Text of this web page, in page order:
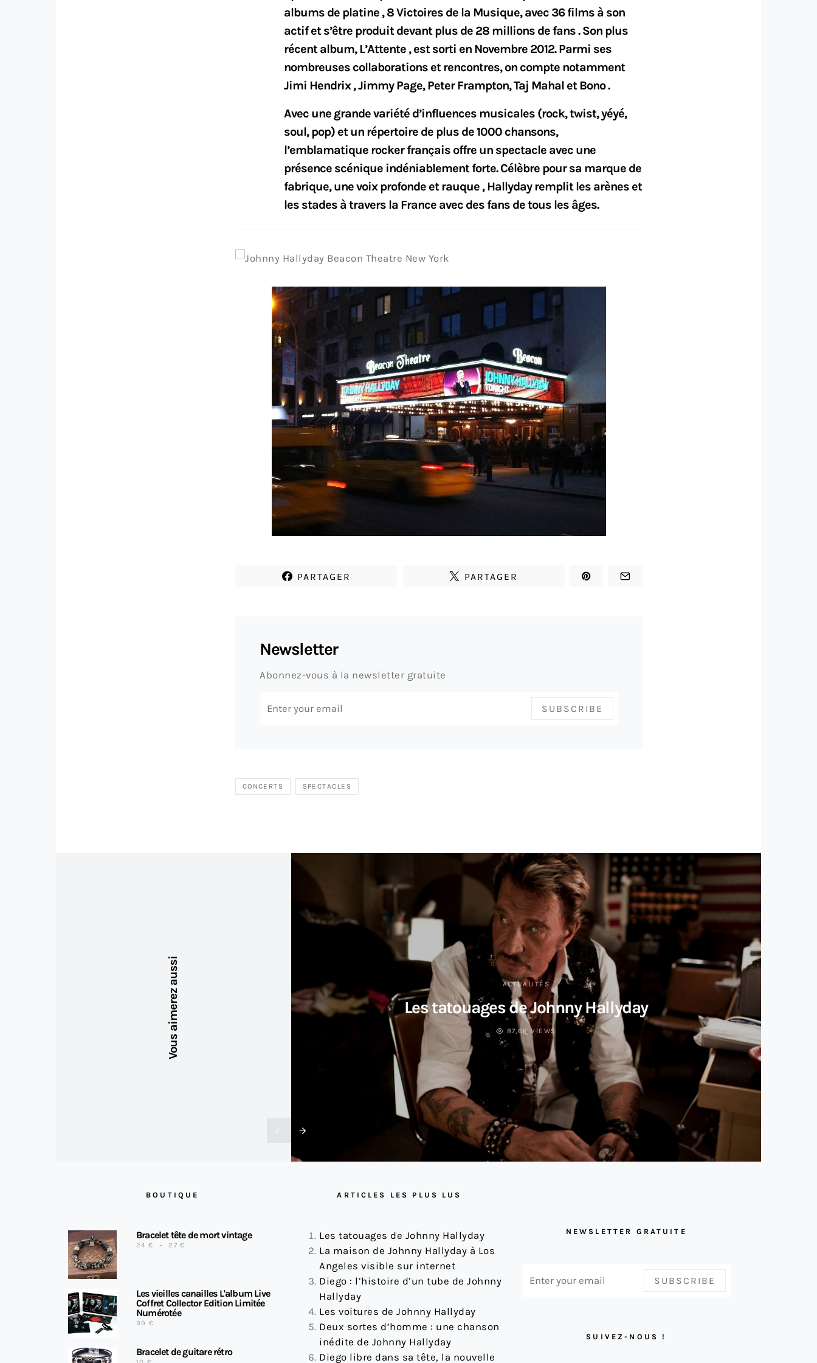
albums de platine , 8 Victoires de la Musique, avec 36 films à son
actif et s’être produit devant plus de 28 millions de fans . Son plus
récent album, L’Attente , est sorti en Novembre 2012. Parmi ses
nombreuses collaborations et rencontres, on compte notamment
Jimi Hendrix , Jimmy Page, Peter Frampton, Taj Mahal et Bono .
Avec une grande variété d’influences musicales (rock, twist, yéyé,
soul, pop) et un répertoire de plus de 1000 chansons,
l’emblamatique rocker français offre un spectacle avec une
présence scénique indéniablement forte. Célèbre pour sa marque de
fabrique, une voix profonde et rauque , Hallyday remplit les arènes et
les stades à travers la France avec des fans de tous les âges.
PARTAGER PARTAGER
Newsletter
Abonnez-vous à la newsletter gratuite
SUBSCRIBE
CONCERTS SPECTACLES
Vous aimerez aussi ACTUALITÉS
Les tatouages de Johnny Hallyday
87,6K VIEWS
BOUTIQUE
Bracelet tête de mort vintage
24€ – 27€
Les vieilles canailles L'album Live
Coffret Collector Edition Limitée
Numérotée
99€
Bracelet de guitare rétro
ARTICLES LES PLUS LUS
Les tatouages de Johnny Hallyday
La maison de Johnny Hallyday à Los
Angeles visible sur internet
Diego : l’histoire d’un tube de Johnny
Hallyday
Les voitures de Johnny Hallyday
Deux sortes d’homme : une chanson
inédite de Johnny Hallyday
Diego libre dans sa tête, la nouvelle
NEWSLETTER GRATUITE
SUBSCRIBE
SUIVEZ-NOUS !